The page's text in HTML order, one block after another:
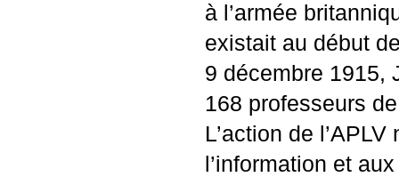
à l’armée
existait au début
9 décembre 1915,
168 professeurs
L’action de l’APLV
l’information et